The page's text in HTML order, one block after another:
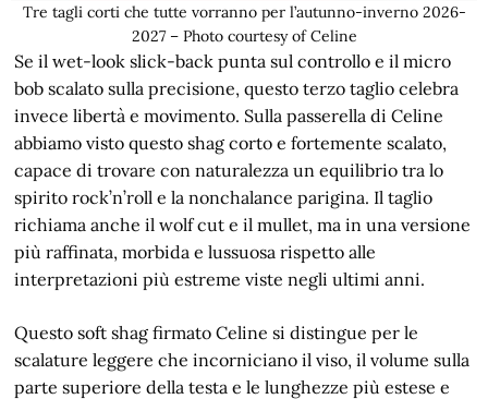
Tre tagli corti che tutte vorranno per l’autunno-inverno 2026-
2027 – Photo courtesy of Celine
Se il wet-look slick-back punta sul controllo e il micro
bob scalato sulla precisione, questo terzo taglio celebra
invece libertà e movimento. Sulla passerella di Celine
abbiamo visto questo shag corto e fortemente scalato,
capace di trovare con naturalezza un equilibrio tra lo
spirito rock’n’roll e la nonchalance parigina. Il taglio
richiama anche il wolf cut e il mullet, ma in una versione
più raffinata, morbida e lussuosa rispetto alle
interpretazioni più estreme viste negli ultimi anni.
Questo soft shag firmato Celine si distingue per le
scalature leggere che incorniciano il viso, il volume sulla
parte superiore della testa e le lunghezze più estese e